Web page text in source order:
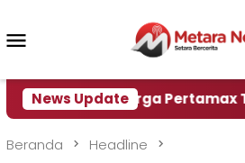
konten
News Update
Harga Pertamax Turun
Beranda Headline